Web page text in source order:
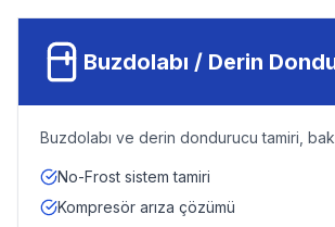
Buzdolabı / Derin
Buzdolabı ve derin dondurucu tamiri,
No-Frost sistem tamiri
Kompresör arıza çözümü